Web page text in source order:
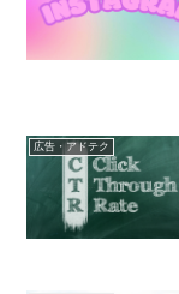
広告・アドテク